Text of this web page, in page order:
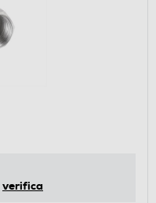
verifica